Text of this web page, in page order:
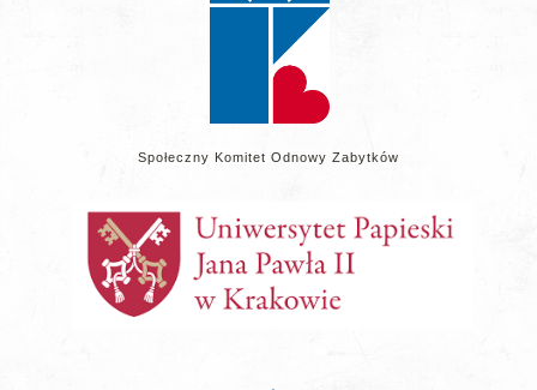
Społeczny Komitet Odnowy Zabytków